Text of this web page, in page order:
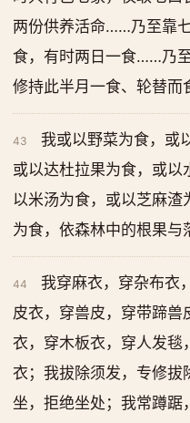
两份供养活命……乃至靠
食，有时两日一食……乃
修持此半月一食、轮替而
43
我或以野菜为食，或
或以达杜拉果为食，或
以米汤为食，或以芝麻渣
为食，依森林中的根果与
44
我穿麻衣，穿杂布衣
皮衣，穿兽皮，穿带蹄
衣，穿木板衣，穿人发毯
衣；我拔除须发，专修拔
坐，拒绝坐处；我常蹲踞